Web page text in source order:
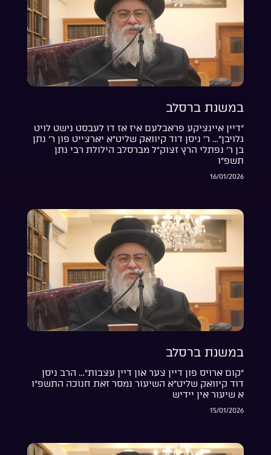
במשנת ברסלב
“דיין איינציקע פראבלעם איז אז דו לעבסט נישט לויט
גלויבן”… ר’ ניסן דוד קיוואק שליט”א יארצייט פון ר’ נתן
בן ר’ נפתלי הרץ זצוק”ל מברסלב הילולת רבי נתן
תשפ”ו
16/01/2026
במשנת ברסלב
“קום ארויס פון דיין צער און דיין עצבות”… הרב ניסן
דוד קיוואק שליט”א השיעור נמסר זאת חנוכה התשפ”ו
א שיעור אין יידיש
15/01/2026